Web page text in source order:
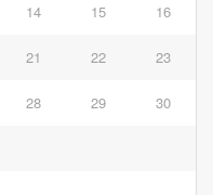
14 15 16
21 22 23
28 29 30